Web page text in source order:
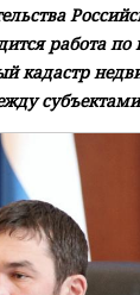
работа по
кадастр